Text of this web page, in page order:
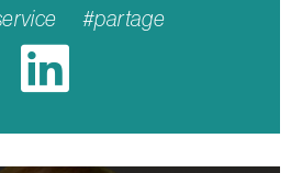
#partage